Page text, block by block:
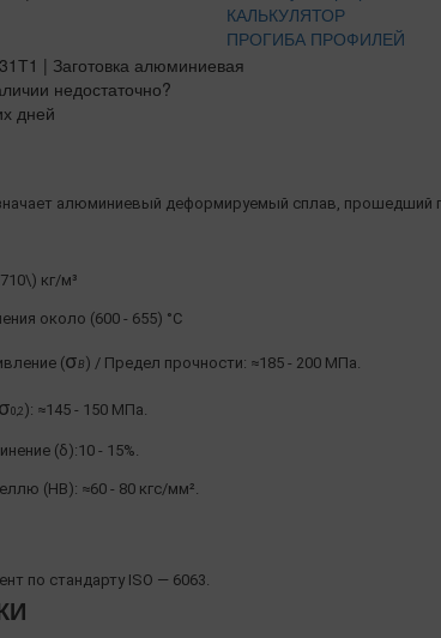
КАЛЬКУЛЯТОР
ПРОГИБА ПРОФИЛЕЙ
недостаточно?
дней
алюминиевый деформируемый сплав, прошедший
кг/м³
около (600 - 655) °C
(σΒ) / Предел прочности: ≈185 - 200 МПа.
0,2): ≈145 - 150 МПа.
(δ):10 - 15%.
(HB): ≈60 - 80 кгс/мм².
по стандарту ISO — 6063.